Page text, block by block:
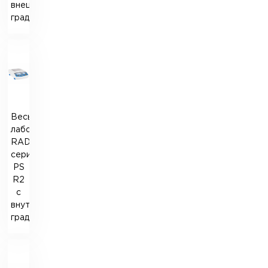
внешней
градуировкой
Весы
лабораторные
RADWAG
серии
PS
R2
с
внутренней
градуировкой